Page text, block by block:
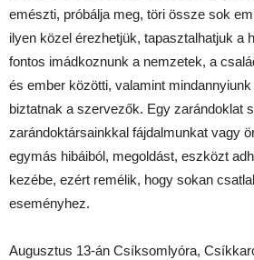
emészti, próbálja meg, töri össze sok
ilyen közel érezhetjük, tapasztalhatjuk a
fontos imádkoznunk a nemzetek, a
és ember közötti, valamint mindannyiunk
biztatnak a szervezők. Egy zarándoklat
zarándoktársainkkal fájdalmunkat vagy
egymás hibáiból, megoldást, eszközt
kezébe, ezért remélik, hogy sokan
eseményhez.
Augusztus 13-án Csíksomlyóra,